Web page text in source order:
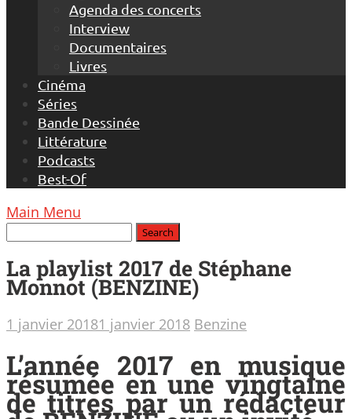
Agenda des concerts
Interview
Documentaires
Livres
Cinéma
Séries
Bande Dessinée
Littérature
Podcasts
Best-Of
Main Menu
La playlist 2017 de Stéphane
Monnot (BENZINE)
1 janvier 20181 janvier 2018 Benzine
L’année 2017 en musique
résumée en une vingtaine
de titres par un rédacteur